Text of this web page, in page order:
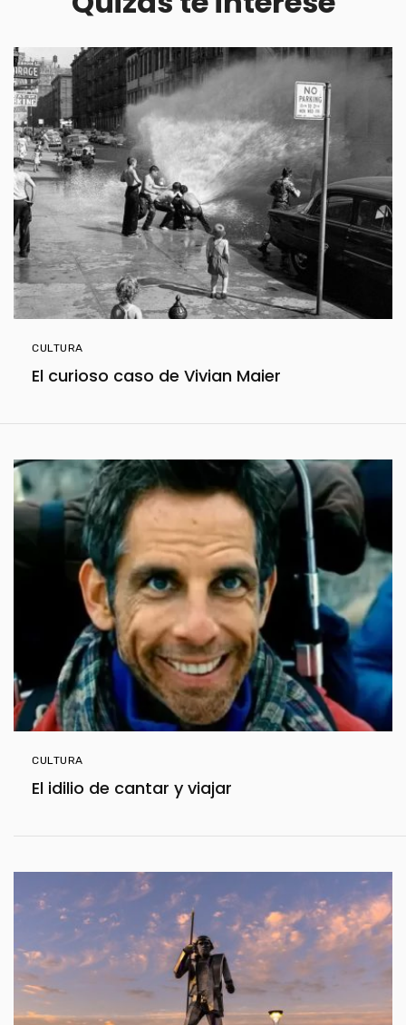
CULTURA
El curioso caso de Vivian Maier
CULTURA
El idilio de cantar y viajar